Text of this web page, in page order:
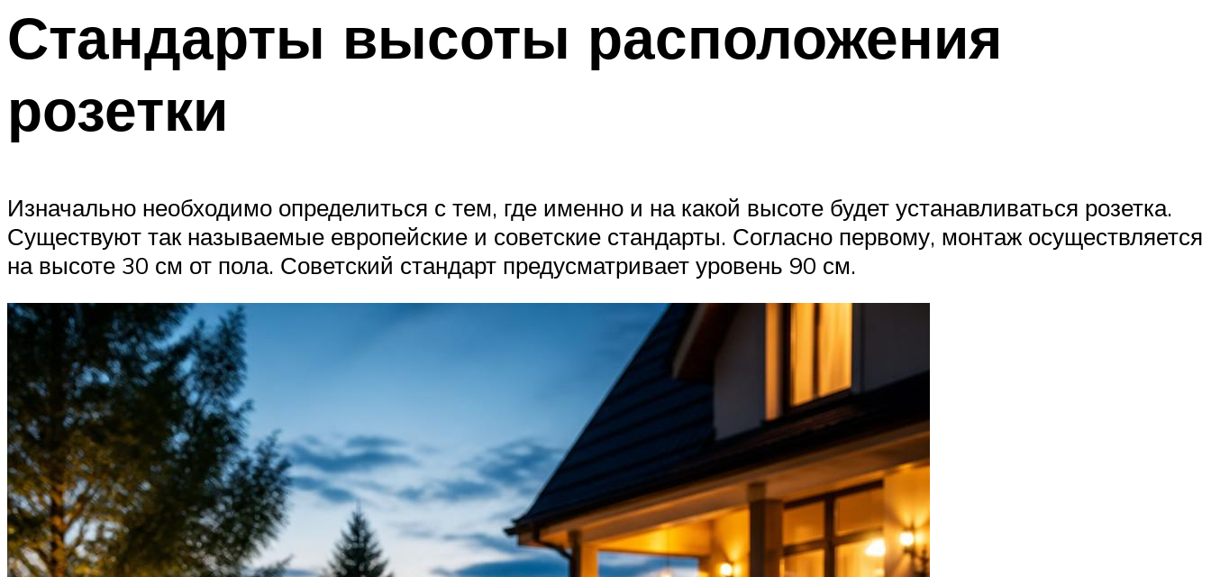
Стандарты высоты расположения
розетки
Изначально необходимо определиться с тем, где именно и на какой высоте будет устанавливаться розетка.
Существуют так называемые европейские и советские стандарты. Согласно первому, монтаж осуществляется
на высоте 30 см от пола. Советский стандарт предусматривает уровень 90 см.